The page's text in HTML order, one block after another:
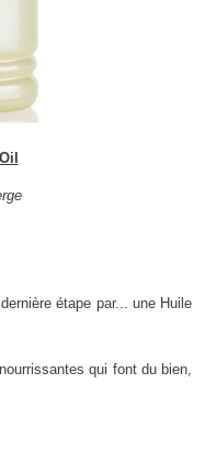
étape par... une Huile
qui font du bien,